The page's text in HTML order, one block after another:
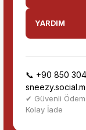
YARDIM
📞 +90 850
✔ Güvenli
Kolay İade